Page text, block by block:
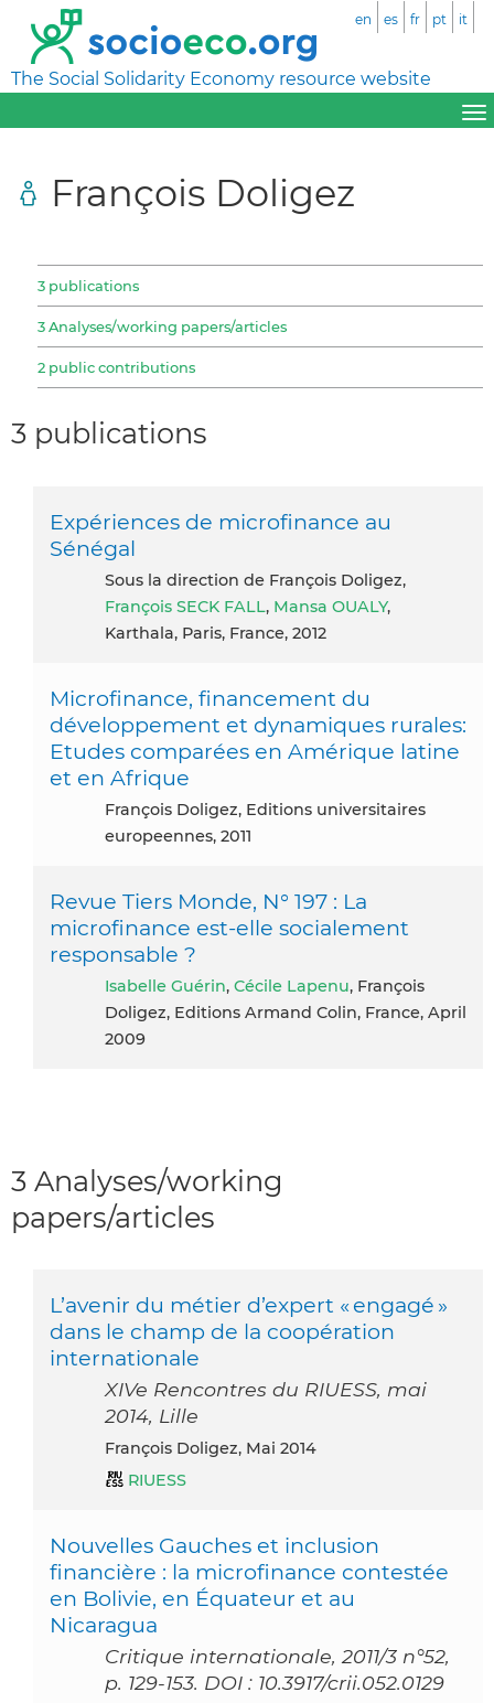
The Social Solidarity Economy resource website
en es fr pt it
François Doligez
3 publications
3 Analyses/working papers/articles
2 public contributions
3 publications
Expériences de microfinance au
Sénégal
Sous la direction de François Doligez,
François SECK FALL, Mansa OUALY,
Karthala, Paris, France, 2012
Microfinance, financement du
développement et dynamiques rurales:
Etudes comparées en Amérique latine
et en Afrique
François Doligez, Editions universitaires
europeennes, 2011
Revue Tiers Monde, N° 197 : La
microfinance est-elle socialement
responsable ?
Isabelle Guérin, Cécile Lapenu, François
Doligez, Editions Armand Colin, France, April
2009
3 Analyses/working
papers/articles
L’avenir du métier d’expert « engagé »
dans le champ de la coopération
internationale
XIVe Rencontres du RIUESS, mai
2014, Lille
François Doligez, Mai 2014
RIUESS
Nouvelles Gauches et inclusion
financière : la microfinance contestée
en Bolivie, en Équateur et au
Nicaragua
Critique internationale, 2011/3 n°52,
p. 129-153. DOI : 10.3917/crii.052.0129